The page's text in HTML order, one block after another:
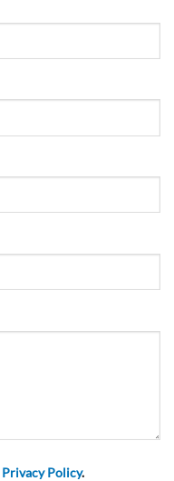
Privacy Policy.